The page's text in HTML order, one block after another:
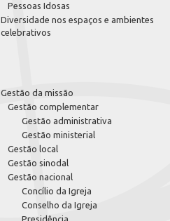
Pessoas Idosas
Diversidade nos espaços e ambientes
celebrativos
Gestão da missão
Gestão complementar
Gestão administrativa
Gestão ministerial
Gestão local
Gestão sinodal
Gestão nacional
Concílio da Igreja
Conselho da Igreja
Presidência